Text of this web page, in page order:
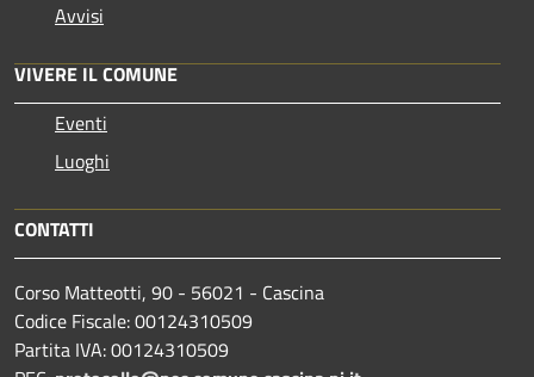
Avvisi
VIVERE IL COMUNE
Eventi
Luoghi
CONTATTI
Corso Matteotti, 90 - 56021 - Cascina
Codice Fiscale: 00124310509
Partita IVA: 00124310509